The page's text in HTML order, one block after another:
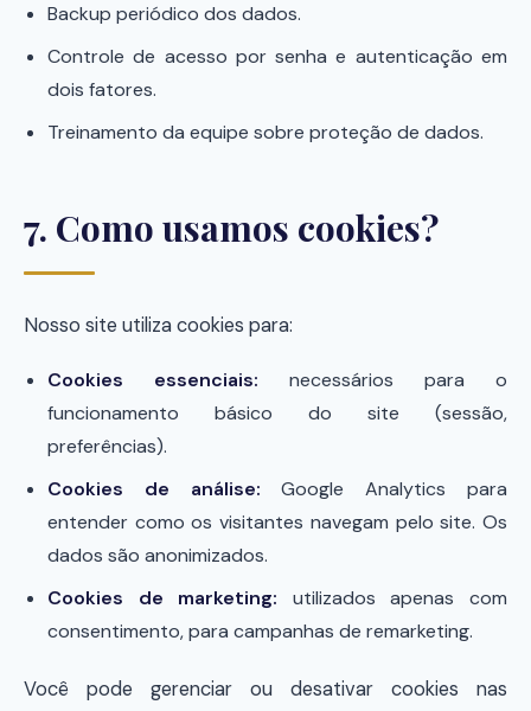
Backup periódico dos dados.
Controle de acesso por senha e autenticação em
dois fatores.
Treinamento da equipe sobre proteção de dados.
7. Como usamos cookies?
Nosso site utiliza cookies para:
Cookies essenciais: necessários para o
funcionamento básico do site (sessão,
preferências).
Cookies de análise: Google Analytics para
entender como os visitantes navegam pelo site. Os
dados são anonimizados.
Cookies de marketing: utilizados apenas com
consentimento, para campanhas de remarketing.
Você pode gerenciar ou desativar cookies nas